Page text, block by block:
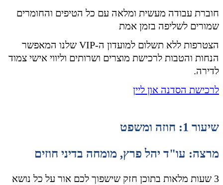
חוברת עבודה מעשית ומלאה עם כל הטיפים והחומרים
שמורים לשליפה בזמן אמת
הצטרפות ללא תשלום למועדון ה-VIP שלנו המאפשר
הנחות והטבות לרכישת מוצרים ושרותים וליווי אישי צמוד
לדירה.
לרכישת הסדנה און ליין
שיעור 1: חוזה ומשפט
מרצה: עו"ד יהל פרץ, מומחה בדיני חוזים
3 שעות מלאות בתוכן חזק שישפוך לכם אור על כל נושא